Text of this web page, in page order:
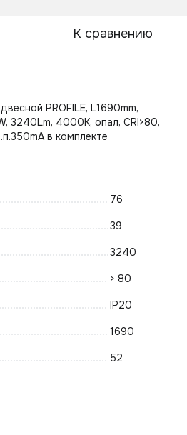
К сравнению
PROFILE, L1690mm,
3240Lm, 4000К, опал, CRI>80,
в комплекте
76
39
3240
> 80
IP20
1690
52